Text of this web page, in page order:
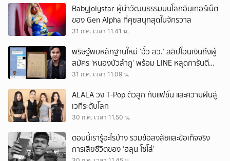
Babyjolystar ผู้นำวัฒนธรรมบนโลกอินเทอร์เน็ต
ของ Gen Alpha ที่คุยสนุกสุดในจักรวาล
31 ก.ค. เวลา 11.41 น.
พริษฐ์พบหลักฐานใหม่ ‘ฮั้ว สว.’ สลิปโอนเงินถึงผู้
สมัคร ‘หนองบัวลำภู’ พร้อม LINE หลุดการันตี
ตำแหน่ง
31 ก.ค. เวลา 11.09 น.
ALALA วง T-Pop ตัวลูก กับแฟชั่น และความฝันสู่
เวทีระดับโลก
30 ก.ค. เวลา 11.50 น.
ตอนนี้เรารู้อะไรบ้าง รวมข้อสงสัยและข้อเท็จจริง
การเสียชีวิตของ ‘ฮลุน โซโล่’